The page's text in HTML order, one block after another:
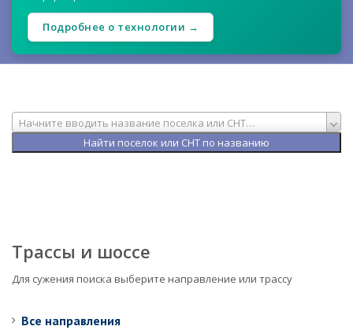
Подробнее о технологии →
Начните вводить название поселка или СНТ…
Трассы и шоссе
Для сужения поиска выберите направление или трассу
Все направления